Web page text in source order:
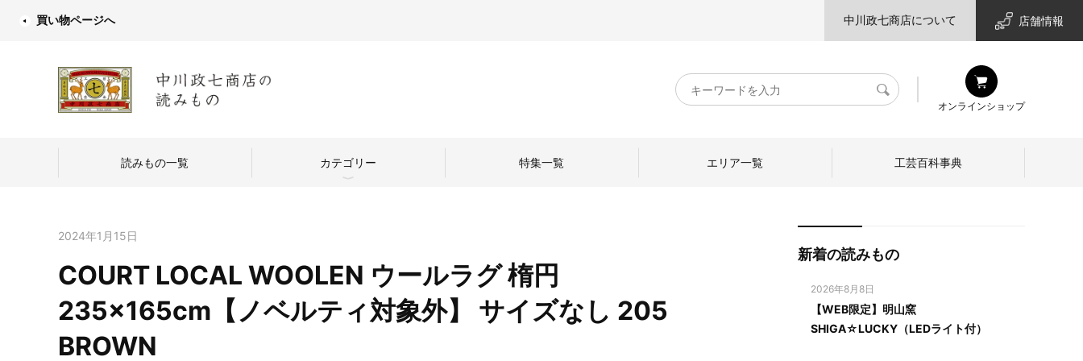
買い物ページへ 中川政七商店について 店舗情報
キ
ー
検
オンラインショップ
読みもの一覧 カテゴリー
中川政七商店のものづくり
つくり手を訪ねて
日本の暮らし
産地探訪 ひとを訪ねて
特集一覧 エリア一覧 工芸百科事典
2024年1月15日
COURT LOCAL WOOLEN ウールラグ 楕円
235×165cm【ノベルティ対象外】 サイズなし 205
BROWN
新着の読みもの
2026年8月8日
【WEB限定】明山窯
SHIGA☆LUCKY（LEDライト付）